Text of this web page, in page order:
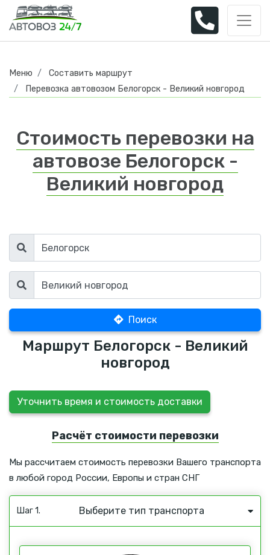
Меню
Составить маршрут
Перевозка автовозом Белогорск - Великий новгород
Стоимость перевозки на
автовозе Белогорск -
Великий новгород
Поиск
Маршрут Белогорск - Великий
новгород
Уточнить время и стоимость доставки
Расчёт стоимости перевозки
Мы рассчитаем стоимость перевозки Вашего транспорта
в любой город России, Европы и стран СНГ
Шаг 1. Выберите тип транспорта